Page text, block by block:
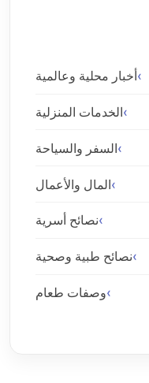
أخبار محلية وعالمية
الخدمات المنزلية
السفر والسياحة
المال والأعمال
نصائح أسرية
نصائح طبية وصحية
وصفات طعام